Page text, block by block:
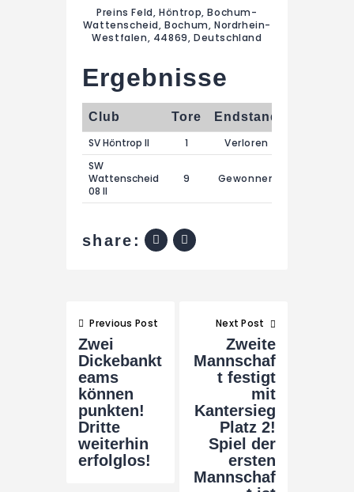
Preins Feld, Höntrop, Bochum-
Wattenscheid, Bochum, Nordrhein-
Westfalen, 44869, Deutschland
Ergebnisse
Club Tore
Endstand
SV Höntrop II
1
Verloren
SW
Wattenscheid
08 II
9 Gewonnen
share:
Beitragsnavigation
Previous Post
Zwei
Dickebankt
eams
können
punkten!
Dritte
weiterhin
erfolglos!
Next Post
Zweite
Mannschaf
t festigt
mit
Kantersieg
Platz 2!
Spiel der
ersten
Mannschaf